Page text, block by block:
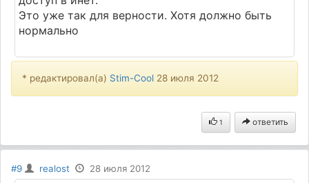
Это уже так для верности. Хотя должно быть
нормально
* редактировал(а) Stim-Cool 28 июля 2012
1 ответить
#9 realost 28 июля 2012